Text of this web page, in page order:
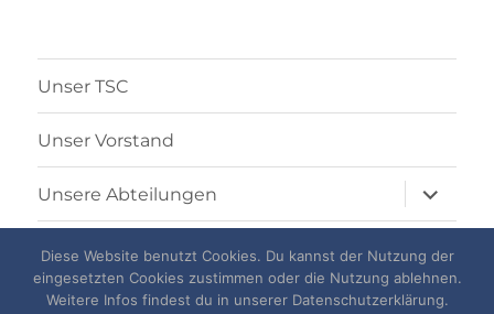
Unser TSC
Unser Vorstand
Unsere Abteilungen
öffnen
Unsere Satzung
Unsere Formulare
Diese Website benutzt Cookies. Du kannst der Nutzung der
eingesetzten Cookies zustimmen oder die Nutzung ablehnen.
Weitere Infos findest du in unserer Datenschutzerklärung.